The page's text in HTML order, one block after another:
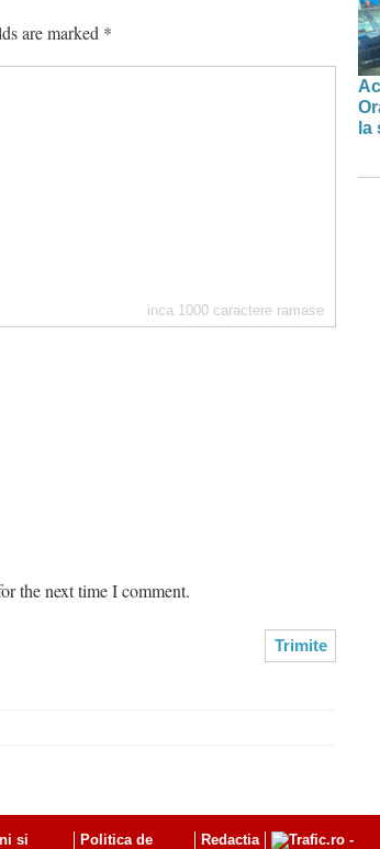
are marked *
inca 1000 caractere ramase
the next time I comment.
la
si Politica de Redactia